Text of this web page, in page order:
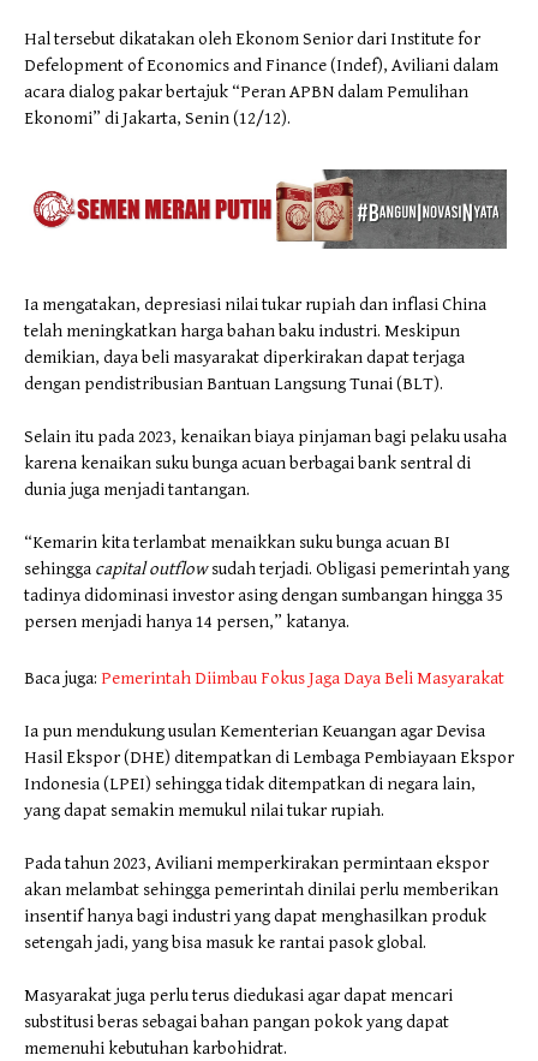
Hal tersebut dikatakan oleh Ekonom Senior dari Institute for
Defelopment of Economics and Finance (Indef), Aviliani dalam
acara dialog pakar bertajuk “Peran APBN dalam Pemulihan
Ekonomi” di Jakarta, Senin (12/12).
Ia mengatakan, depresiasi nilai tukar rupiah dan inflasi China
telah meningkatkan harga bahan baku industri. Meskipun
demikian, daya beli masyarakat diperkirakan dapat terjaga
dengan pendistribusian Bantuan Langsung Tunai (BLT).
Selain itu pada 2023, kenaikan biaya pinjaman bagi pelaku usaha
karena kenaikan suku bunga acuan berbagai bank sentral di
dunia juga menjadi tantangan.
“Kemarin kita terlambat menaikkan suku bunga acuan BI
sehingga capital outflowsudah terjadi. Obligasi pemerintah yang
tadinya didominasi investor asing dengan sumbangan hingga 35
persen menjadi hanya 14 persen,” katanya.
Baca juga: Pemerintah Diimbau Fokus Jaga Daya Beli Masyarakat
Ia pun mendukung usulan Kementerian Keuangan agar Devisa
Hasil Ekspor (DHE) ditempatkan di Lembaga Pembiayaan Ekspor
Indonesia (LPEI) sehingga tidak ditempatkan di negara lain,
yang dapat semakin memukul nilai tukar rupiah.
Pada tahun 2023, Aviliani memperkirakan permintaan ekspor
akan melambat sehingga pemerintah dinilai perlu memberikan
insentif hanya bagi industri yang dapat menghasilkan produk
setengah jadi, yang bisa masuk ke rantai pasok global.
Masyarakat juga perlu terus diedukasi agar dapat mencari
substitusi beras sebagai bahan pangan pokok yang dapat
memenuhi kebutuhan karbohidrat.